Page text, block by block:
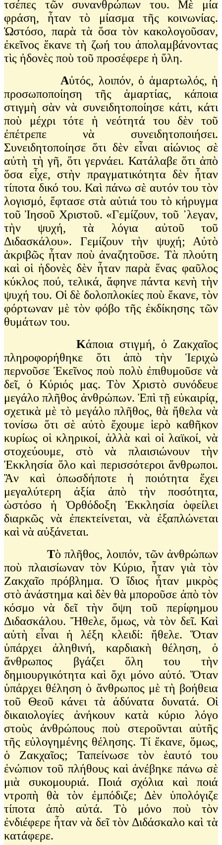
τσέπες τῶν συνανθρώπων του. Μὲ μία
φράση, ἦταν τὸ μίασμα τῆς κοινωνίας.
Ὡστόσο, παρὰ τὰ ὅσα τὸν κακολογοῦσαν,
ἐκεῖνος ἔκανε τὴ ζωή του ἀπολαμβάνοντας
τὶς ἠδονὲς ποὺ τοῦ προσέφερε ἡ ὕλη.
Αὐτός, λοιπόν, ὁ ἁμαρτωλός, ἡ
προσωποποίηση τῆς ἁμαρτίας, κάποια
στιγμὴ σὰν νὰ συνειδητοποίησε κάτι, κάτι
ποὺ μέχρι τότε ἡ νεότητά του δὲν τοῦ
ἐπέτρεπε νὰ συνειδητοποιήσει.
Συνειδητοποίησε ὅτι δὲν εἶναι αἰώνιος σὲ
αὐτὴ τὴ γῆ, ὅτι γερνάει. Κατάλαβε ὅτι ἀπὸ
ὅσα εἶχε, στὴν πραγματικότητα δὲν ἦταν
τίποτα δικό του. Καὶ πάνω σὲ αυτόν του τὸν
λογισμό, ἔφτασε στὰ αὐτιά του τὸ κήρυγμα
τοῦ Ἰησοῦ Χριστοῦ. «Γεμίζουν, τοῦ ᾽λεγαν,
τὴν ψυχή, τὰ λόγια αὐτοῦ τοῦ
Διδασκάλου». Γεμίζουν τὴν ψυχή; Αὐτὸ
ἀκριβῶς ἦταν ποὺ ἀναζητοῦσε. Τὰ πλούτη
καὶ οἱ ἠδονὲς δὲν ἦταν παρὰ ἕνας φαῦλος
κύκλος πού, τελικά, ἄφηνε πάντα κενὴ τὴν
ψυχή του. Οἱ δὲ δολοπλοκίες ποὺ ἔκανε, τὸν
φόρτωναν μὲ τὸν φόβο τῆς ἐκδίκησης τῶν
θυμάτων του.
Κάποια στιγμή, ὁ Ζακχαῖος
πληροφορήθηκε ὅτι ἀπὸ τὴν Ἱεριχὼ
περνοῦσε Ἐκεῖνος ποὺ πολὺ ἐπιθυμοῦσε νὰ
δεῖ, ὁ Κύριός μας. Τὸν Χριστὸ συνόδευε
μεγάλο πλῆθος ἀνθρώπων. Ἐπὶ τῇ εὐκαιρίᾳ,
σχετικὰ μὲ τὸ μεγάλο πλῆθος, θὰ ἤθελα νὰ
τονίσω ὅτι σὲ αὐτὸ ἔχουμε ἱερὸ καθῆκον
κυρίως οἱ κληρικοί, ἀλλὰ καὶ οἱ λαϊκοί, νὰ
στοχεύουμε, στὸ νὰ πλαισιώνουν τὴν
Ἐκκλησία ὅλο καὶ περισσότεροι ἄνθρωποι.
Ἂν καὶ ὁπωσδήποτε ἡ ποιότητα ἔχει
μεγαλύτερη ἀξία ἀπὸ τὴν ποσότητα,
ὡστόσο ἡ Ὀρθόδοξη Ἐκκλησία ὀφείλει
διαρκῶς νὰ ἐπεκτείνεται, νὰ ἐξαπλώνεται
καὶ νὰ αὐξάνεται.
Τὸ πλῆθος, λοιπόν, τῶν ἀνθρώπων
ποὺ πλαισίωναν τὸν Κύριο, ἦταν γιὰ τὸν
Ζακχαῖο πρόβλημα. Ὁ ἴδιος ἦταν μικρὸς
στὸ ἀνάστημα καὶ δὲν θὰ μποροῦσε ἀπὸ τὸν
κόσμο νὰ δεῖ τὴν ὄψη τοῦ περίφημου
Διδασκάλου. Ἤθελε, ὅμως, νὰ τὸν δεῖ. Καὶ
αὐτὴ εἶναι ἡ λέξη κλειδί: ἤθελε. Ὅταν
ὑπάρχει ἀληθινή, καρδιακὴ θέληση, ὁ
ἄνθρωπος βγάζει ὅλη του τὴν
δημιουργικότητα καὶ ὄχι μόνο αὐτό. Ὅταν
ὑπάρχει θέληση ὁ ἄνθρωπος μὲ τὴ βοήθεια
τοῦ Θεοῦ κάνει τὰ ἀδύνατα δυνατά. Οἱ
δικαιολογίες ἀνήκουν κατὰ κύριο λόγο
στοὺς ἀνθρώπους ποὺ στεροῦνται αὐτῆς
τῆς εὐλογημένης θέλησης. Τί ἔκανε, ὅμως,
ὁ Ζακχαῖος; Ταπείνωσε τὸν ἑαυτό του
ἐνώπιον τοῦ πλήθους καὶ ἀνέβηκε πάνω σὲ
μιὰ συκομουριά. Ποιά σχόλια καὶ ποιά
ντροπὴ θὰ τὸν ἐμπόδιζε; Δὲν ὑπολόγιζε
τίποτα ἀπὸ αὐτά. Τὸ μόνο ποὺ τὸν
ἐνδιέφερε ἦταν νὰ δεῖ τὸν Διδάσκαλο καὶ τὰ
κατάφερε.